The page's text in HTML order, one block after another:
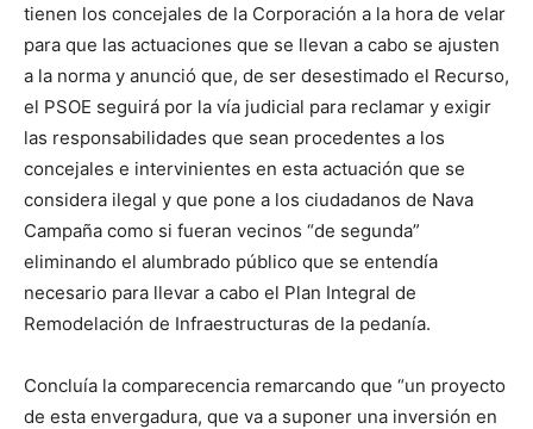
tienen los concejales de la Corporación a la hora de velar
para que las actuaciones que se llevan a cabo se ajusten
a la norma y anunció que, de ser desestimado el Recurso,
el PSOE seguirá por la vía judicial para reclamar y exigir
las responsabilidades que sean procedentes a los
concejales e intervinientes en esta actuación que se
considera ilegal y que pone a los ciudadanos de Nava
Campaña como si fueran vecinos “de segunda”
eliminando el alumbrado público que se entendía
necesario para llevar a cabo el Plan Integral de
Remodelación de Infraestructuras de la pedanía.
Concluía la comparecencia remarcando que “un proyecto
de esta envergadura, que va a suponer una inversión en